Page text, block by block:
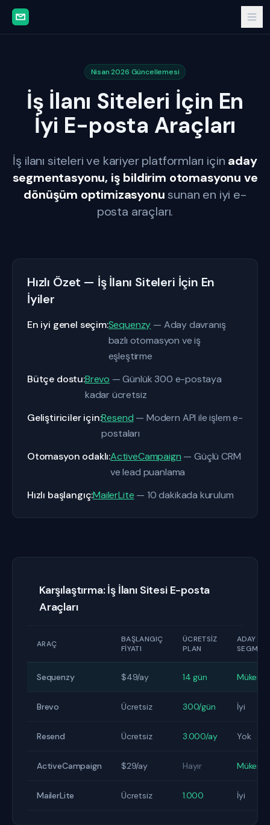
Nisan 2026 Güncellemesi
İş İlanı Siteleri İçin En
İyi E-posta Araçları
İş ilanı siteleri ve kariyer platformları için aday
segmentasyonu, iş bildirim otomasyonu ve
dönüşüm optimizasyonusunan en iyi e-
posta araçları.
Hızlı Özet — İş İlanı Siteleri İçin En
İyiler
En iyi genel seçim:Sequenzy — Aday davranış
bazlı otomasyon ve iş
eşleştirme
Bütçe dostu:Brevo — Günlük 300 e-postaya
kadar ücretsiz
Geliştiriciler için:Resend — Modern API ile işlem e-
postaları
Otomasyon odaklı:ActiveCampaign — Güçlü CRM
ve lead puanlama
Hızlı başlangıç:MailerLite — 10 dakikada kurulum
Karşılaştırma: İş İlanı Sitesi E-posta
Araçları
ARAÇ
BAŞLANGIÇ
FIYATI
ÜCRETSIZ
PLAN
ADAY
Sequenzy $49/ay 14 gün
Brevo Ücretsiz 300/gün İyi
Resend Ücretsiz 3.000/ay Yok
ActiveCampaign $29/ay Hayır
MailerLite Ücretsiz 1.000 İyi